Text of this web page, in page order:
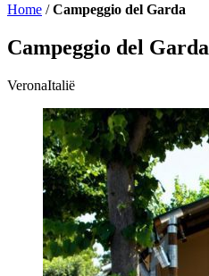
Home /Campeggio del Garda
Campeggio del Garda
VeronaItalië